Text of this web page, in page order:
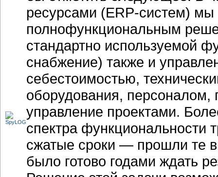
ресурсами (ERP-систем) мы
полнофункциональным
стандартно используемой
снабжение) также и
себестоимостью,
оборудования,
управление проектами.
спектра функциональности
сжатые сроки — прошли те
было готово годами ждать